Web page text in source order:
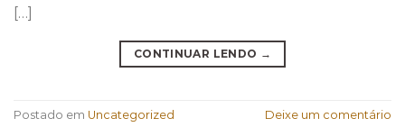
[…]
CONTINUAR LENDO →
Postado em Uncategorized Deixe um comentário